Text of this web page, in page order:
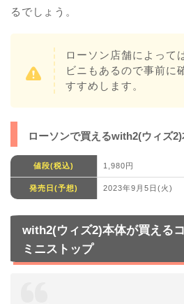
るでしょう。
ローソン店舗によって
ビニもあるので事前に
すすめします。
ローソンで買えるwith2(ウィズ
値段(税込) 1,980円
発売日(予想) 2023年9月5日(火)
with2(ウィズ2)本体が買える
ミニストップ